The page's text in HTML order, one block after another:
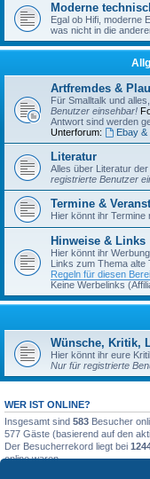
Moderne
Egal ob Hifi, moderne
was nicht in die
Artfremdes &
Für Smalltalk und
Benutzer einsehbar!
Antwort sind werden
Unterforum:
Ebay &
Literatur
Alles über Literatur
registrierte Benutzer
Termine &
Hier könnt ihr Termine
Hinweise & Links
Hier könnt ihr
Links zum Thema alte
Regeln für diesen
Keine Werbelinks
Wünsche, Kritik,
Hier könnt ihr eure
Nur für registrierte
WER IST ONLINE?
Insgesamt sind 583 Besucher
577 Gäste (basierend auf den
Der Besucherrekord liegt bei
online waren.